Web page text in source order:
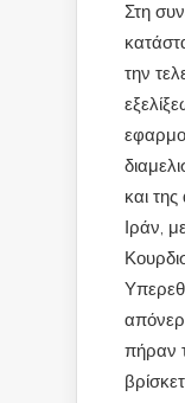
Στη
την
και
Ιράν,
πήραν